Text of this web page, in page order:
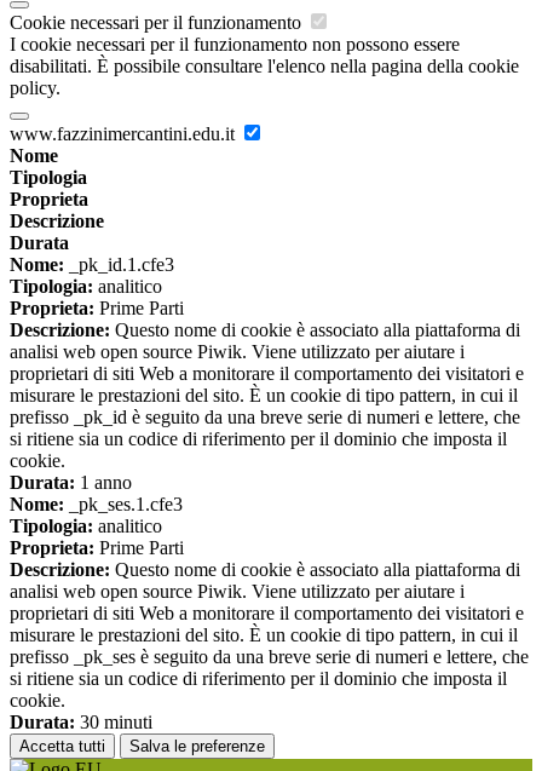
Cookie necessari per il funzionamento
I cookie necessari per il funzionamento non possono essere
disabilitati. È possibile consultare l'elenco nella pagina della cookie
policy.
www.fazzinimercantini.edu.it
Nome
Tipologia
Proprieta
Descrizione
Durata
Nome: _pk_id.1.cfe3
Tipologia: analitico
Proprieta: Prime Parti
Descrizione: Questo nome di cookie è associato alla piattaforma di
analisi web open source Piwik. Viene utilizzato per aiutare i
proprietari di siti Web a monitorare il comportamento dei visitatori e
misurare le prestazioni del sito. È un cookie di tipo pattern, in cui il
prefisso _pk_id è seguito da una breve serie di numeri e lettere, che
si ritiene sia un codice di riferimento per il dominio che imposta il
cookie.
Durata: 1 anno
Nome: _pk_ses.1.cfe3
Tipologia: analitico
Proprieta: Prime Parti
Descrizione: Questo nome di cookie è associato alla piattaforma di
analisi web open source Piwik. Viene utilizzato per aiutare i
proprietari di siti Web a monitorare il comportamento dei visitatori e
misurare le prestazioni del sito. È un cookie di tipo pattern, in cui il
prefisso _pk_ses è seguito da una breve serie di numeri e lettere, che
si ritiene sia un codice di riferimento per il dominio che imposta il
cookie.
Durata: 30 minuti
Accetta tutti Salva le preferenze